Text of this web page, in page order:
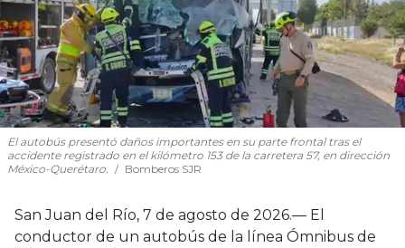
El autobús presentó daños importantes en su parte frontal tras el
accidente registrado en el kilómetro 153 de la carretera 57, en dirección
México-Querétaro.
Bomberos SJR
San Juan del Río, 7 de agosto de 2026.— El
conductor de un autobús de la línea Ómnibus de